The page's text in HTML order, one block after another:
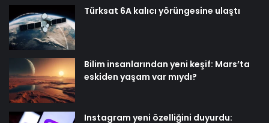
Türksat 6A kalıcı yörüngesine ulaştı
Bilim insanlarından yeni keşif: Mars’ta
eskiden yaşam var mıydı?
Instagram yeni özelliğini duyurdu: